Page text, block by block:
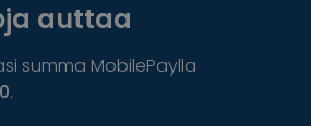
auttaa
summa MobilePaylla
.